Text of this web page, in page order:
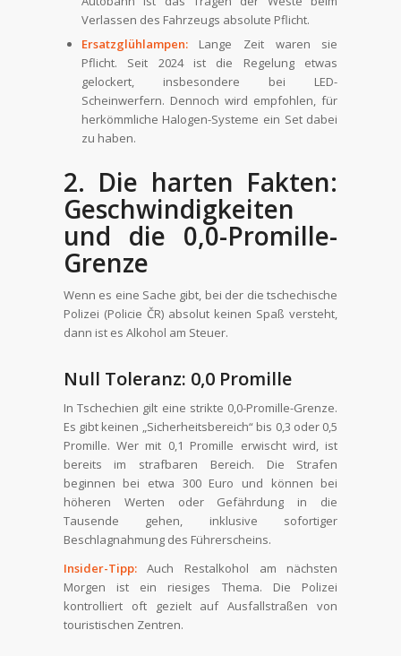
Verlassen des Fahrzeugs absolute Pflicht.
Ersatzglühlampen:Lange Zeit waren sie
Pflicht. Seit 2024 ist die Regelung etwas
gelockert, insbesondere bei LED-
Scheinwerfern. Dennoch wird empfohlen, für
herkömmliche Halogen-Systeme ein Set dabei
zu haben.
2. Die harten Fakten:
Geschwindigkeiten
und die 0,0-Promille-
Grenze
Wenn es eine Sache gibt, bei der die tschechische
Polizei (Policie ČR) absolut keinen Spaß versteht,
dann ist es Alkohol am Steuer.
Null Toleranz: 0,0 Promille
In Tschechien gilt eine strikte 0,0-Promille-Grenze.
Es gibt keinen „Sicherheitsbereich“ bis 0,3 oder 0,5
Promille. Wer mit 0,1 Promille erwischt wird, ist
bereits im strafbaren Bereich. Die Strafen
beginnen bei etwa 300 Euro und können bei
höheren Werten oder Gefährdung in die
Tausende gehen, inklusive sofortiger
Beschlagnahmung des Führerscheins.
Insider-Tipp:Auch Restalkohol am nächsten
Morgen ist ein riesiges Thema. Die Polizei
kontrolliert oft gezielt auf Ausfallstraßen von
touristischen Zentren.